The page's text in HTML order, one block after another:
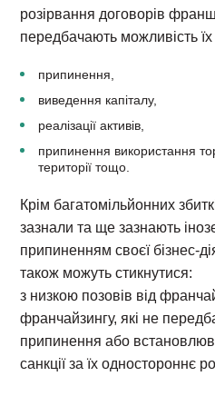
розірвання договорів
передбачають можливість
припинення,
виведення капіталу,
реалізації активів,
припинення використання
території тощо.
Крім багатомільйонних
зазнали та ще зазнають
припиненням своєї бізнес-
також можуть стикнутися:
з низкою позовів від
франчайзингу, які не
припинення або
санкції за їх одностороннє